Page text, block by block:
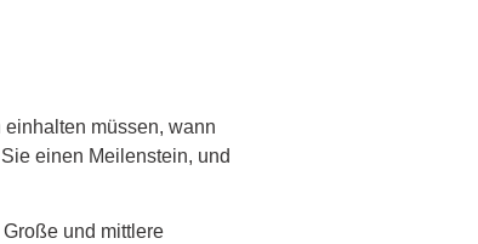
müssen, wann
einen Meilenstein, und
und mittlere